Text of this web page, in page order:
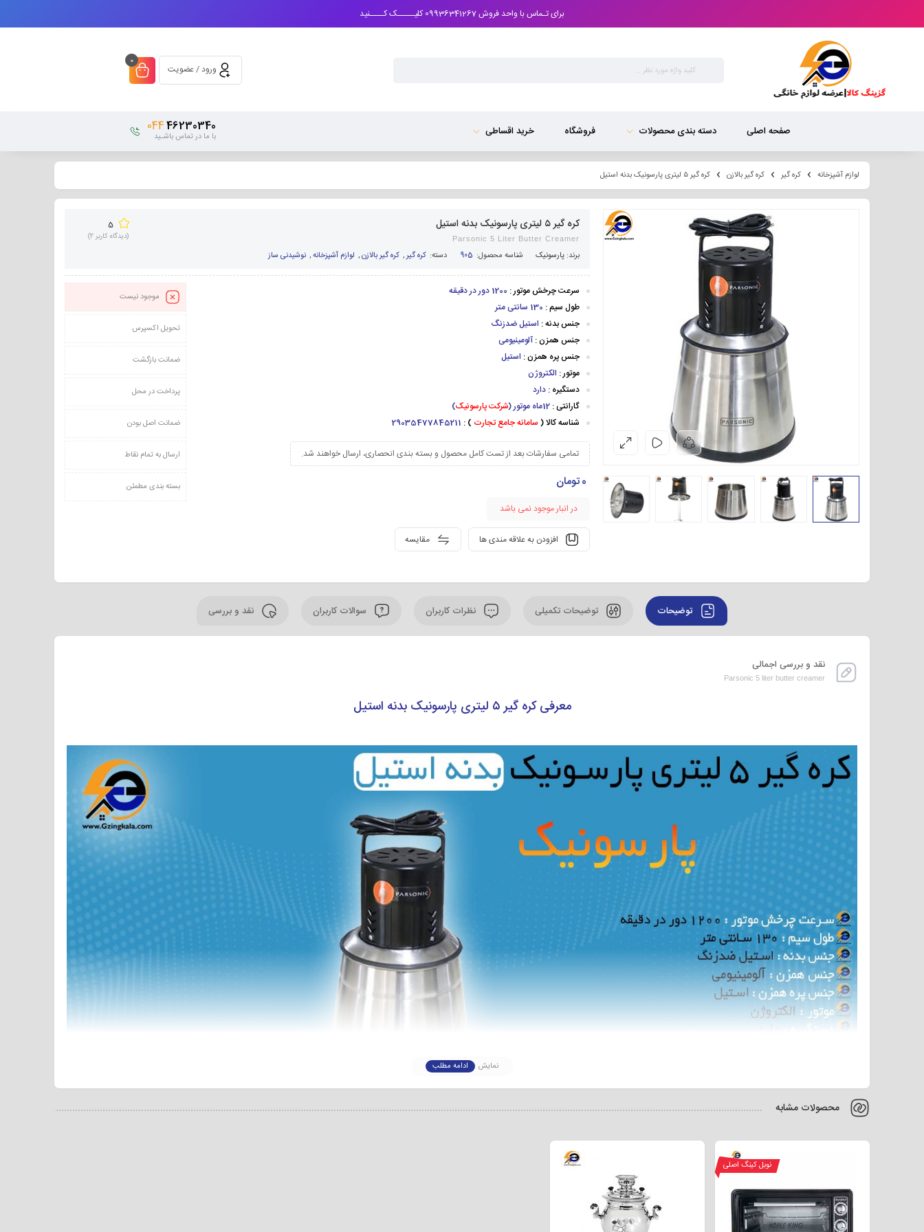
برای تـماس با واحد فروش 09936341267 کلیـــــک کــــنید
ورود / عضویت
0
صفحه اصلی دسته بندی محصولات فروشگاه خرید اقساطی 46230340
044
با ما در تماس باشـید
لوازم آشپزخانه کره گیر کره گیر بالازن کره گیر ۵ لیتری پارسونیک بدنه استیل
کره گیر ۵ لیتری پارسونیک بدنه استیل
Parsonic 5 Liter Butter Creamer
5
(دیدگاه کاربر 2
)
برند: پارسونیک شناسه محصول: 905 دسته: کره گیر, کره گیر بالازن, لوازم آشپزخانه, نوشیدنی ساز
سرعت چرخش موتور :
طول سیم : 130 سانتی متر
جنس بدنه : استیل ضدزنگ
جنس همزن : آلومینیومی
جنس پره همزن : استیل
موتور : الکتروژن
دستگیره : دارد
گارانتی : 12ماه موتور ( شرکت پارسونیک)
شناسه کالا (سامانه جامع تجارت ) :
29035477845211
تمامی سفارشات بعد از تست کامل محصول و بسته بندی انحصاری، ارسال خواهند شد.
0تومان
در انبار موجود نمی باشد
مقایسه افزودن به علاقه مندی ها
موجود نیست
تحویل اکسپرس
ضمانت بازگشت
پرداخت در محل
ضمانت اصل بودن
ارسال به تمام نقاط
بسته بندی مطمئن
توضیحات توضیحات تکمیلی نظرات کاربران سوالات کاربران نقد و بررسی
نقد و بررسی اجمالی
Parsonic 5 liter butter creamer
معرفی کره گیر ۵ لیتری پارسونیک بدنه استیل
با کیفیت را دارید پیشنهاد می کنیم برند پارسونیک را انتخاب کنید. کره گیر ۵ لیتری پارسونیک بدنه استیل یکی از پرفروش ترین مدل های کره گیر در بازار است. موتور این دستگاه در قسمت بالا قرار دارد و از نوع
کره گیرهای بالازن می باشد. همانطور که در عکس مشاهده می کنید از طراحی بسیار شیک و زیبایی برخوردار است و جنس بدنه آن از استیل ضد زنگ می باشد. قسمت موتور این محصول از پلاستیک فشرده می
ادامه با فروشگاه اینترنتی لوازم خانگی گزینگ کالا همراه باشید تا به بررسی سایر مشخصات و قیمت کره گیر برقی ۵ لیتری بپردازیم.
نمایش ادامه مطلب
محصولات مشابه
نوبل کینگ اصلی